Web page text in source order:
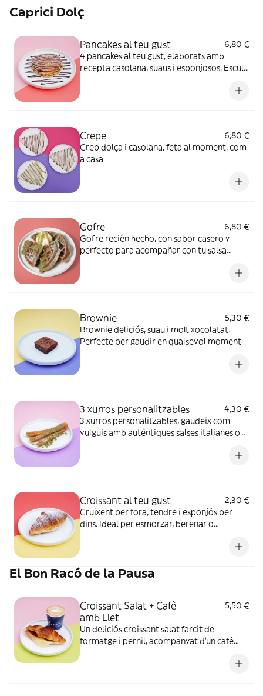
Caprici Dolç
Pancakes al teu gust
6,80 €
4 pancakes al teu gust, elaborats amb
recepta casolana, suaus i esponjosos. Escull
Crepe
6,80 €
Crep dolça i casolana, feta al moment, com
a casa
Gofre
6,80 €
Gofre recién hecho, con sabor casero y
perfecto para acompañar con tu salsa
Brownie
5,30 €
Brownie deliciós, suau i molt xocolatat.
Perfecte per gaudir en qualsevol moment
3 xurros personalitzables
4,30 €
3 xurros personalitzables, gaudeix com
vulguis amb autèntiques salses italianes o
Croissant al teu gust
2,30 €
Cruixent per fora, tendre i esponjós per
dins. Ideal per esmorzar, berenar o
El Bon Racó de la Pausa
Croissant Salat + Cafè
amb Llet
5,50 €
Un deliciós croissant salat farcit de
formatge i pernil, acompanyat d’un cafè